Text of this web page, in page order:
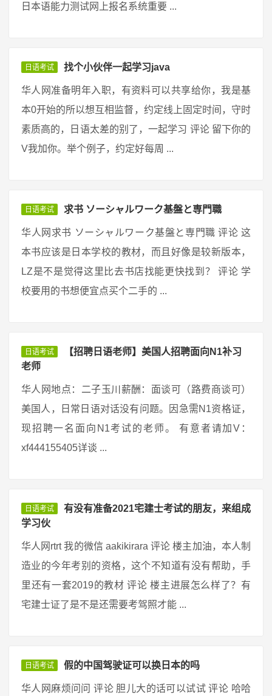
日本语能力测试网上报名系统重要 ...
日语考试 找个小伙伴一起学习java
华人网准备明年入职，有资料可以共享给你，我是基
本0开始的所以想互相监督，约定线上固定时间，守时
素质高的，日语太差的别了，一起学习 评论 留下你的
V我加你。举个例子，约定好每周 ...
日语考试 求书 ソーシャルワーク基盤と専門職
华人网求书 ソーシャルワーク基盤と専門職 评论 这
本书应该是日本学校的教材，而且好像是较新版本，
LZ是不是觉得这里比去书店找能更快找到？ 评论 学
校要用的书想便宜点买个二手的 ...
日语考试
【招聘日语老师】美国人招聘面向N1补习
老师
华人网地点：二子玉川薪酬：面谈可（路费商谈可）
美国人，日常日语对话没有问题。因急需N1资格证，
现招聘一名面向N1考试的老师。 有意者请加V：
xf444155405详谈 ...
日语考试
有没有准备2021宅建士考试的朋友，来组成
学习伙
华人网rtrt 我的微信 aakikirara 评论 楼主加油，本人制
造业的今年考别的资格，这个不知道有没有帮助，手
里还有一套2019的教材 评论 楼主进展怎么样了？有
宅建士证了是不是还需要考驾照才能 ...
日语考试 假的中国驾驶证可以换日本的吗
华人网麻烦问问 评论 胆儿大的话可以试试 评论 哈哈